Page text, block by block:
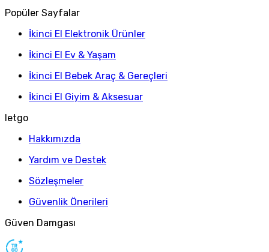
Popüler Sayfalar
İkinci El Elektronik Ürünler
İkinci El Ev & Yaşam
İkinci El Bebek Araç & Gereçleri
İkinci El Giyim & Aksesuar
letgo
Hakkımızda
Yardım ve Destek
Sözleşmeler
Güvenlik Önerileri
Güven Damgası